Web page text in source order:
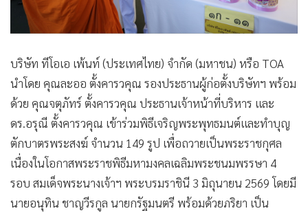
บริษัท ทีโอเอ เพ้นท์ (ประเทศไทย) จำกัด (มหาชน) หรือ TOA
นำโดย คุณละออ ตั้งคารวคุณ รองประธานผู้ก่อตั้งบริษัทฯ พร้อม
ด้วย คุณจตุภัทร์ ตั้งคารวคุณ ประธานเจ้าหน้าที่บริหาร และ
ดร.อรุณี ตั้งคารวคุณ เข้าร่วมพิธีเจริญพระพุทธมนต์และทำบุญ
ตักบาตรพระสงฆ์ จำนวน 149 รูป เพื่อถวายเป็นพระราชกุศล
เนื่องในโอกาสพระราชพิธีมหามงคลเฉลิมพระชนมพรรษา 4
รอบ สมเด็จพระนางเจ้าฯ พระบรมราชินี 3 มิถุนายน 2569 โดยมี
นายอนุทิน ชาญวีรกูล นายกรัฐมนตรี พร้อมด้วยภริยา เป็น